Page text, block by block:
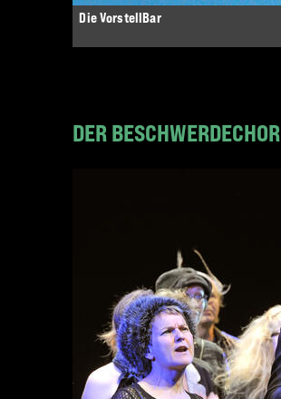
Die VorstellBar
DER BESCHWERDECHOR